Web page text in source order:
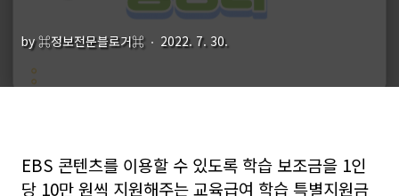
by ⌘정보전문블로거⌘ 2022. 7. 30.
EBS 콘텐츠를 이용할 수 있도록 학습 보조금을 1인
당 10만 원씩 지원해주는 교육급여 학습 특별지원금